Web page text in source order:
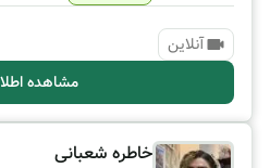
آنلاین
مشاهده
خاطره شعبانی